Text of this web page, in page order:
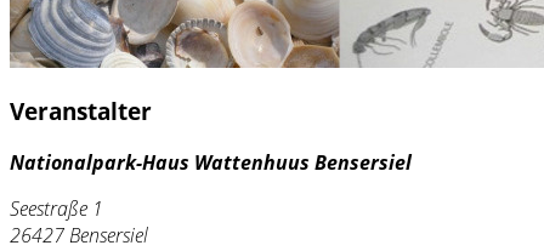
Veranstalter
Nationalpark-Haus Wattenhuus Bensersiel
Seestraße 1
26427 Bensersiel